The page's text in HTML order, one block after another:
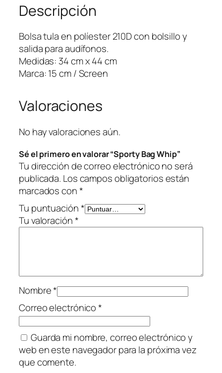
g
W
h
i
p
c
t
d
d
Descripción
Bolsa tula en políester 210D con bolsillo y
salida para audífonos.
Medidas: 34 cm x 44 cm
Marca: 15 cm / Screen
Valoraciones
No hay valoraciones aún.
Sé el primero en valorar “Sporty Bag Whip”
Tu dirección de correo electrónico no será
publicada. Los campos obligatorios están
marcados con*
Tu puntuación*
Tu valoración*
Nombre*
Correo electrónico*
Guarda mi nombre, correo electrónico y
web en este navegador para la próxima vez
que comente.